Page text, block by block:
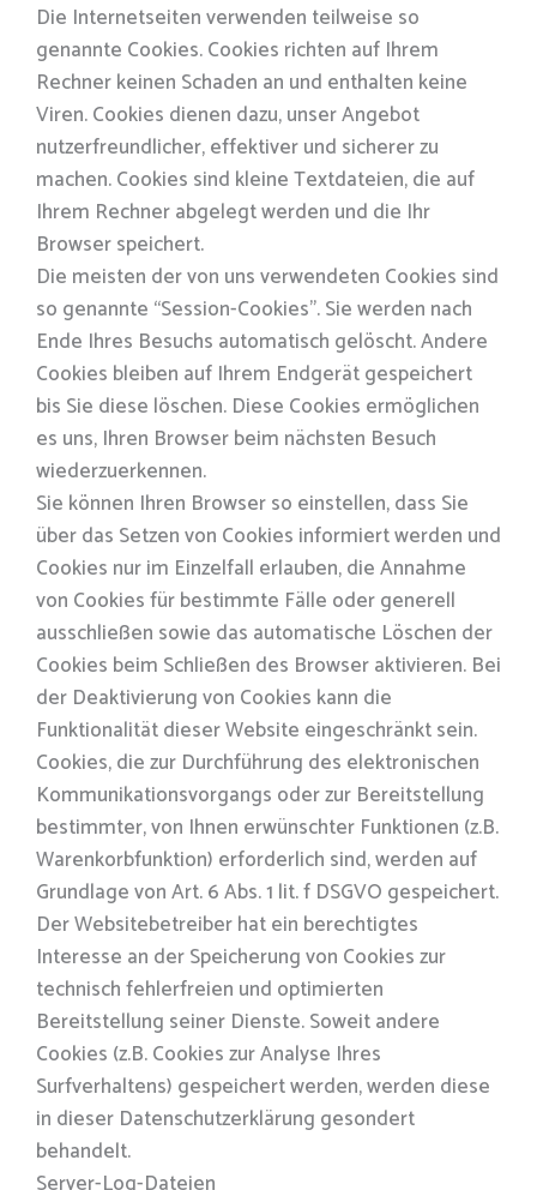
Die Internetseiten verwenden teilweise so
genannte Cookies. Cookies richten auf Ihrem
Rechner keinen Schaden an und enthalten keine
Viren. Cookies dienen dazu, unser Angebot
nutzerfreundlicher, effektiver und sicherer zu
machen. Cookies sind kleine Textdateien, die auf
Ihrem Rechner abgelegt werden und die Ihr
Browser speichert.
Die meisten der von uns verwendeten Cookies sind
so genannte “Session-Cookies”. Sie werden nach
Ende Ihres Besuchs automatisch gelöscht. Andere
Cookies bleiben auf Ihrem Endgerät gespeichert
bis Sie diese löschen. Diese Cookies ermöglichen
es uns, Ihren Browser beim nächsten Besuch
wiederzuerkennen.
Sie können Ihren Browser so einstellen, dass Sie
über das Setzen von Cookies informiert werden und
Cookies nur im Einzelfall erlauben, die Annahme
von Cookies für bestimmte Fälle oder generell
ausschließen sowie das automatische Löschen der
Cookies beim Schließen des Browser aktivieren. Bei
der Deaktivierung von Cookies kann die
Funktionalität dieser Website eingeschränkt sein.
Cookies, die zur Durchführung des elektronischen
Kommunikationsvorgangs oder zur Bereitstellung
bestimmter, von Ihnen erwünschter Funktionen (z.B.
Warenkorbfunktion) erforderlich sind, werden auf
Grundlage von Art. 6 Abs. 1 lit. f DSGVO gespeichert.
Der Websitebetreiber hat ein berechtigtes
Interesse an der Speicherung von Cookies zur
technisch fehlerfreien und optimierten
Bereitstellung seiner Dienste. Soweit andere
Cookies (z.B. Cookies zur Analyse Ihres
Surfverhaltens) gespeichert werden, werden diese
in dieser Datenschutzerklärung gesondert
behandelt.